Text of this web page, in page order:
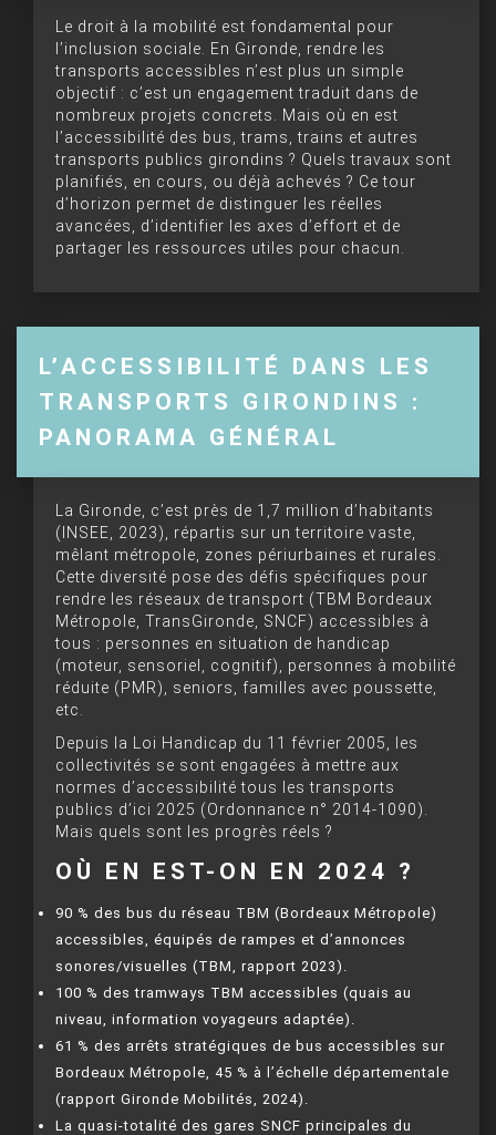
Le droit à la mobilité est fondamental pour
l’inclusion sociale. En Gironde, rendre les
transports accessibles n’est plus un simple
objectif : c’est un engagement traduit dans de
nombreux projets concrets. Mais où en est
l’accessibilité des bus, trams, trains et autres
transports publics girondins ? Quels travaux sont
planifiés, en cours, ou déjà achevés ? Ce tour
d’horizon permet de distinguer les réelles
avancées, d’identifier les axes d’effort et de
partager les ressources utiles pour chacun.
L’ACCESSIBILITÉ DANS LES
TRANSPORTS GIRONDINS :
PANORAMA GÉNÉRAL
La Gironde, c’est près de 1,7 million d’habitants
(INSEE, 2023), répartis sur un territoire vaste,
mêlant métropole, zones périurbaines et rurales.
Cette diversité pose des défis spécifiques pour
rendre les réseaux de transport (TBM Bordeaux
Métropole, TransGironde, SNCF) accessibles à
tous : personnes en situation de handicap
(moteur, sensoriel, cognitif), personnes à mobilité
réduite (PMR), seniors, familles avec poussette,
etc.
Depuis la Loi Handicap du 11 février 2005, les
collectivités se sont engagées à mettre aux
normes d’accessibilité tous les transports
publics d’ici 2025 (Ordonnance n° 2014-1090).
Mais quels sont les progrès réels ?
OÙ EN EST-ON EN 2024 ?
90 % des bus du réseau TBM (Bordeaux Métropole)
accessibles, équipés de rampes et d’annonces
sonores/visuelles (TBM, rapport 2023).
100 % des tramways TBM accessibles (quais au
niveau, information voyageurs adaptée).
61 % des arrêts stratégiques de bus accessibles sur
Bordeaux Métropole, 45 % à l’échelle départementale
(rapport Gironde Mobilités, 2024).
La quasi-totalité des gares SNCF principales du